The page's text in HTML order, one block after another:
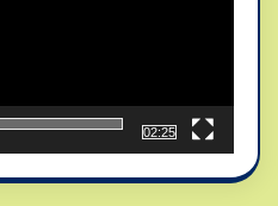
02:25